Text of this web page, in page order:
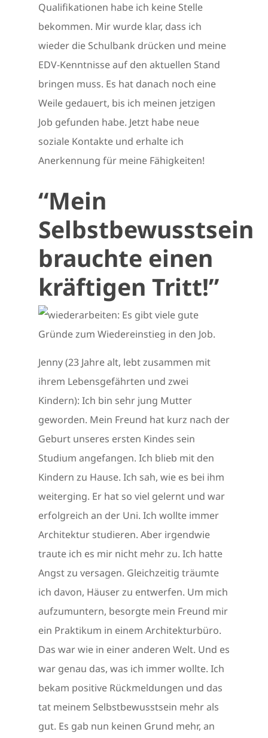
Qualifikationen habe ich keine Stelle
bekommen. Mir wurde klar, dass ich
wieder die Schulbank drücken und meine
EDV-Kenntnisse auf den aktuellen Stand
bringen muss. Es hat danach noch eine
Weile gedauert, bis ich meinen jetzigen
Job gefunden habe. Jetzt habe neue
soziale Kontakte und erhalte ich
Anerkennung für meine Fähigkeiten!
“Mein
Selbstbewusstsein
brauchte einen
kräftigen Tritt!”
Jenny (23 Jahre alt, lebt zusammen mit
ihrem Lebensgefährten und zwei
Kindern): Ich bin sehr jung Mutter
geworden. Mein Freund hat kurz nach der
Geburt unseres ersten Kindes sein
Studium angefangen. Ich blieb mit den
Kindern zu Hause. Ich sah, wie es bei ihm
weiterging. Er hat so viel gelernt und war
erfolgreich an der Uni. Ich wollte immer
Architektur studieren. Aber irgendwie
traute ich es mir nicht mehr zu. Ich hatte
Angst zu versagen. Gleichzeitig träumte
ich davon, Häuser zu entwerfen. Um mich
aufzumuntern, besorgte mein Freund mir
ein Praktikum in einem Architekturbüro.
Das war wie in einer anderen Welt. Und es
war genau das, was ich immer wollte. Ich
bekam positive Rückmeldungen und das
tat meinem Selbstbewusstsein mehr als
gut. Es gab nun keinen Grund mehr, an